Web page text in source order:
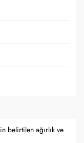
belirtilen ağırlık ve